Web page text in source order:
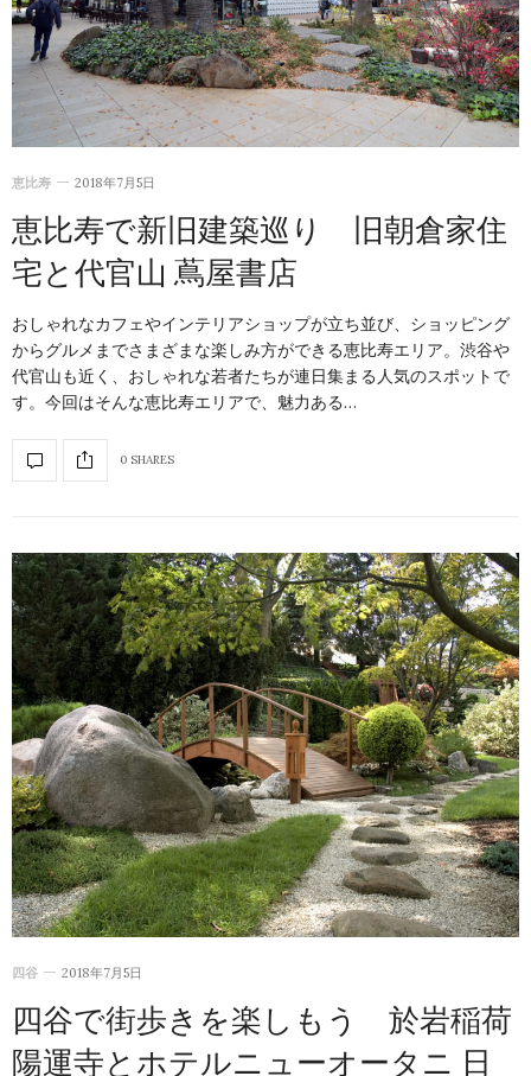
恵比寿 2018年7月5日
恵比寿で新旧建築巡り 旧朝倉家住
宅と代官山 蔦屋書店
おしゃれなカフェやインテリアショップが立ち並び、ショッピング
からグルメまでさまざまな楽しみ方ができる恵比寿エリア。渋谷や
代官山も近く、おしゃれな若者たちが連日集まる人気のスポットで
す。今回はそんな恵比寿エリアで、魅力ある…
0 SHARES
四谷 2018年7月5日
四谷で街歩きを楽しもう 於岩稲荷
陽運寺とホテルニューオータニ 日